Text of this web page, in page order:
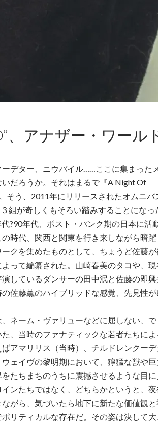
、アナザー・ワール
デター、ニウバイル……ここに集まった
だろうか。それはまるで『A Night Of
そう、2011年にリリースされたオムニバ
組が奇しくもそろい踏みすることになっ
?90年代、ポスト・パンク期の日本に活
時代、関西と関東を行き来しながら暗
クを集めたものとして、ちょうど佐藤
って編纂された。山崎春美のタコや、
しているダンサーの田中泯と佐藤の即
佐藤薫のハイブリッドな感覚、先見性
ネーム・ヴァリューなどに屈しない、
、当時のファナティックな若者たちに
アマリリス（当時）、チルドレンクー
ェイヴの黎明期において、獰猛な獣や巨
たちまちのうちに震撼させるような目
ンたちではなく、どちらかというと、
がら、気づいたら地下に新たな価値観
リティカルな存在だ。その姿は決して大